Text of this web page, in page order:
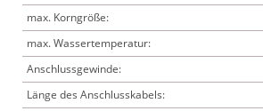
max. Korngröße:
max. Wassertemperatur:
Anschlussgewinde:
Länge des Anschlusskabels: